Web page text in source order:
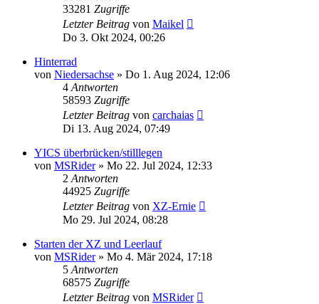
33281 Zugriffe
Letzter Beitrag von Maikel
Do 3. Okt 2024, 00:26
Hinterrad
von Niedersachse » Do 1. Aug 2024, 12:06
4 Antworten
58593 Zugriffe
Letzter Beitrag von carchaias
Di 13. Aug 2024, 07:49
YICS überbrücken/stilllegen
von MSRider» Mo 22. Jul 2024, 12:33
2 Antworten
44925 Zugriffe
Letzter Beitrag von XZ-Ernie
Mo 29. Jul 2024, 08:28
Starten der XZ und Leerlauf
von MSRider» Mo 4. Mär 2024, 17:18
5 Antworten
68575 Zugriffe
Letzter Beitrag von MSRider